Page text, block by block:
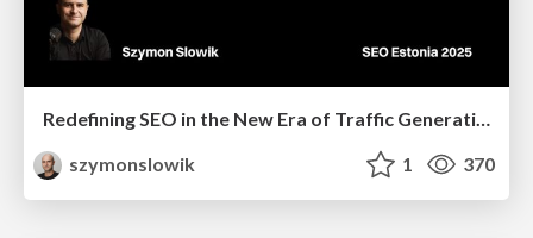
szymonslowik
1 370